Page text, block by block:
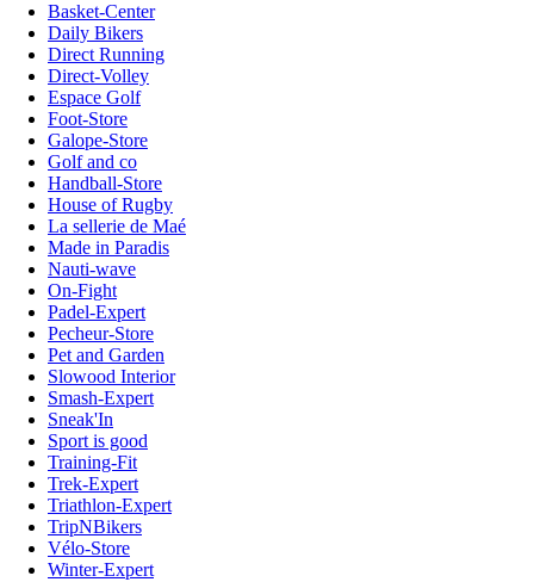
Basket-Center
Daily Bikers
Direct Running
Direct-Volley
Espace Golf
Foot-Store
Galope-Store
Golf and co
Handball-Store
House of Rugby
La sellerie de Maé
Made in Paradis
Nauti-wave
On-Fight
Padel-Expert
Pecheur-Store
Pet and Garden
Slowood Interior
Smash-Expert
Sneak'In
Sport is good
Training-Fit
Trek-Expert
Triathlon-Expert
TripNBikers
Vélo-Store
Winter-Expert